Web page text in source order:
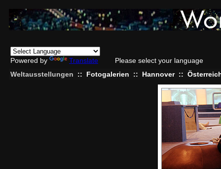
Powered by Translate
Please select your language
Weltausstellungen
:: Fotogalerien :: Hannover ::